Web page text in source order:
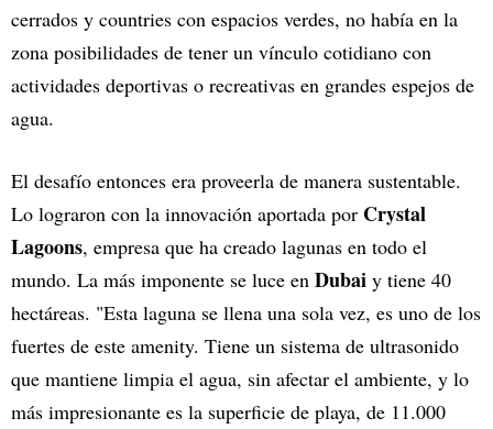
cerrados y countries con espacios verdes, no había en la
zona posibilidades de tener un vínculo cotidiano con
actividades deportivas o recreativas en grandes espejos de
agua.
El desafío entonces era proveerla de manera sustentable.
Lo lograron con la innovación aportada por Crystal
Lagoons, empresa que ha creado lagunas en todo el
mundo. La más imponente se luce en Dubai y tiene 40
hectáreas. "Esta laguna se llena una sola vez, es uno de los
fuertes de este amenity. Tiene un sistema de ultrasonido
que mantiene limpia el agua, sin afectar el ambiente, y lo
más impresionante es la superficie de playa, de 11.000